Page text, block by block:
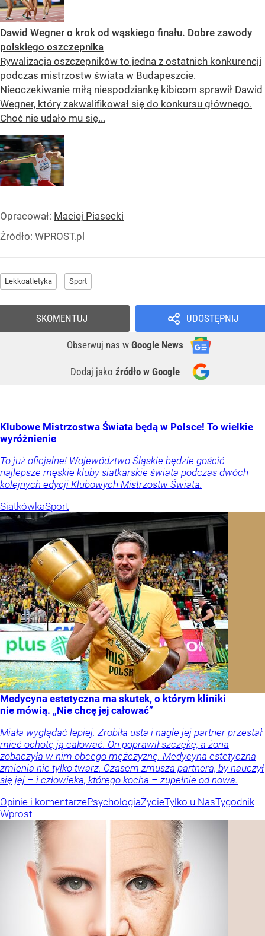
Dawid Wegner o krok od wąskiego finału. Dobre zawody
polskiego oszczepnika
Rywalizacja oszczepników to jedna z ostatnich konkurencji
podczas mistrzostw świata w Budapeszcie.
Nieoczekiwanie miłą niespodziankę kibicom sprawił Dawid
Wegner, który zakwalifikował się do konkursu głównego.
Choć nie udało mu się...
Opracował: Maciej Piasecki
Źródło: WPROST.pl
Lekkoatletyka Sport
UDOSTĘPNIJ
Obserwuj nas w Google News
Dodaj jako źródło w Google
SKOMENTUJ
Klubowe Mistrzostwa Świata będą w Polsce! To wielkie
wyróżnienie
To już oficjalne! Województwo Śląskie będzie gościć
najlepsze męskie kluby siatkarskie świata podczas dwóch
kolejnych edycji Klubowych Mistrzostw Świata.
SiatkówkaSport
Medycyna estetyczna ma skutek, o którym kliniki
nie mówią. „Nie chcę jej całować”
Miała wyglądać lepiej. Zrobiła usta i nagle jej partner przestał
mieć ochotę ją całować. On poprawił szczękę, a żona
zobaczyła w nim obcego mężczyznę. Medycyna estetyczna
zmienia nie tylko twarz. Czasem zmusza partnera, by nauczył
się jej – i człowieka, którego kocha – zupełnie od nowa.
Opinie i komentarzePsychologiaŻycieTylko u NasTygodnik
Wprost